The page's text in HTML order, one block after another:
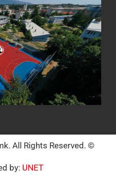
All Rights Reserved. ©
by: UNET